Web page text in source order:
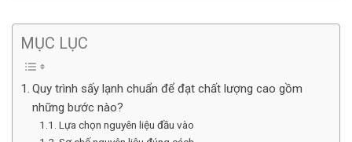
MỤC LỤC
Quy trình sấy lạnh chuẩn để đạt chất lượng cao gồm
những bước nào?
Lựa chọn nguyên liệu đầu vào